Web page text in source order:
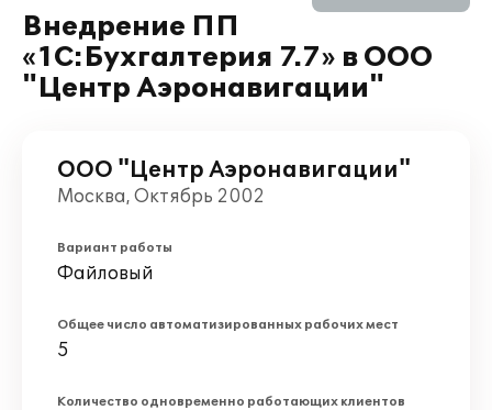
Внедрение ПП
«1С:Бухгалтерия 7.7» в ООО
"Центр Аэронавигации"
ООО "Центр Аэронавигации"
Москва, Октябрь 2002
Вариант работы
Файловый
Общее число автоматизированных рабочих мест
5
Количество одновременно работающих клиентов